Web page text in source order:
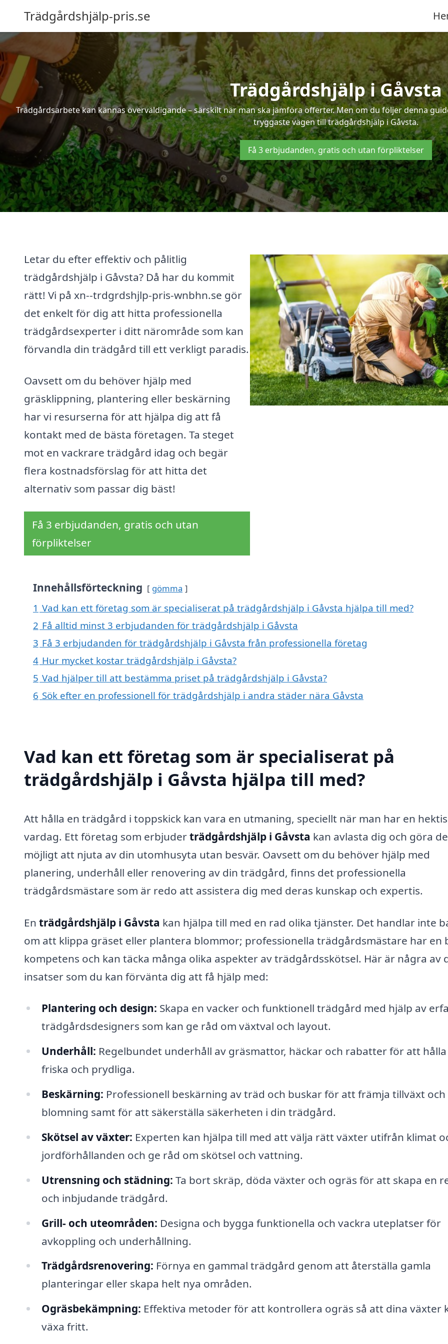
Trädgårdshjälp-pris.se
Trädgårdshjälp i Gåvsta
Trädgårdsarbete kan kännas överväldigande – särskilt när man ska jämföra offerter. Men om du följer denna
tryggaste vägen till trädgårdshjälp i Gåvsta.
Få 3 erbjudanden, gratis och utan förpliktelser
Letar du efter effektiv och pålitlig
trädgårdshjälp i Gåvsta? Då har du kommit
rätt! Vi på xn--trdgrdshjlp-pris-wnbhn.se gör
det enkelt för dig att hitta professionella
trädgårdsexperter i ditt närområde som kan
förvandla din trädgård till ett verkligt paradis.
Oavsett om du behöver hjälp med
gräsklippning, plantering eller beskärning
har vi resurserna för att hjälpa dig att få
kontakt med de bästa företagen. Ta steget
mot en vackrare trädgård idag och begär
flera kostnadsförslag för att hitta det
alternativ som passar dig bäst!
Få 3 erbjudanden, gratis och utan
förpliktelser
Innehållsförteckning gömma
1 Vad kan ett företag som är specialiserat på trädgårdshjälp i Gåvsta hjälpa till med?
2 Få alltid minst 3 erbjudanden för trädgårdshjälp i Gåvsta
3 Få 3 erbjudanden för trädgårdshjälp i Gåvsta från professionella företag
4 Hur mycket kostar trädgårdshjälp i Gåvsta?
5 Vad hjälper till att bestämma priset på trädgårdshjälp i Gåvsta?
6 Sök efter en professionell för trädgårdshjälp i andra städer nära Gåvsta
Vad kan ett företag som är specialiserat på
trädgårdshjälp i Gåvsta hjälpa till med?
Att hålla en trädgård i toppskick kan vara en utmaning, speciellt när man har en
vardag. Ett företag som erbjuderträdgårdshjälp i Gåvsta kan avlasta dig och göra
möjligt att njuta av din utomhusyta utan besvär. Oavsett om du behöver hjälp med
planering, underhåll eller renovering av din trädgård, finns det professionella
trädgårdsmästare som är redo att assistera dig med deras kunskap och expertis.
En trädgårdshjälp i Gåvsta kan hjälpa till med en rad olika tjänster. Det handlar inte
om att klippa gräset eller plantera blommor; professionella trädgårdsmästare har en
kompetens och kan täcka många olika aspekter av trädgårdsskötsel. Här är några av
insatser som du kan förvänta dig att få hjälp med:
Plantering och design: Skapa en vacker och funktionell trädgård med hjälp av
trädgårdsdesigners som kan ge råd om växtval och layout.
Underhåll: Regelbundet underhåll av gräsmattor, häckar och rabatter för att
friska och prydliga.
Beskärning: Professionell beskärning av träd och buskar för att främja tillväxt och
blomning samt för att säkerställa säkerheten i din trädgård.
Skötsel av växter: Experten kan hjälpa till med att välja rätt växter utifrån klimat
jordförhållanden och ge råd om skötsel och vattning.
Utrensning och städning: Ta bort skräp, döda växter och ogräs för att skapa en
och inbjudande trädgård.
Grill- och uteområden: Designa och bygga funktionella och vackra uteplatser för
avkoppling och underhållning.
Trädgårdsrenovering: Förnya en gammal trädgård genom att återställa gamla
planteringar eller skapa helt nya områden.
Ogräsbekämpning: Effektiva metoder för att kontrollera ogräs så att dina växter
växa fritt.